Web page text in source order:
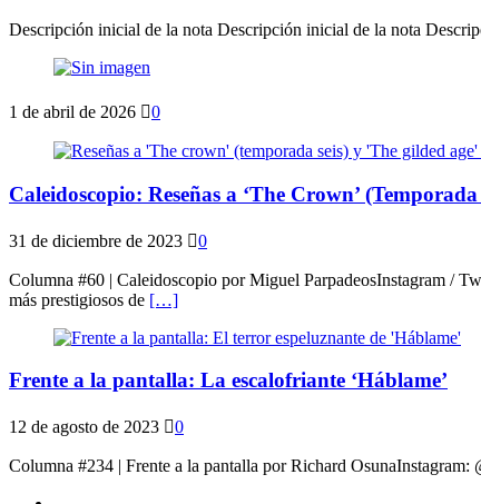
Descripción inicial de la nota Descripción inicial de la nota
1 de abril de 2026 0
Caleidoscopio: Reseñas a ‘The Crown’
31 de diciembre de 2023 0
Columna #60 | Caleidoscopio por Miguel ParpadeosInstagram /
más prestigiosos de […]
Frente a la pantalla: La escalofriante ‘Háblame’
12 de agosto de 2023 0
Columna #234 | Frente a la pantalla por Richard